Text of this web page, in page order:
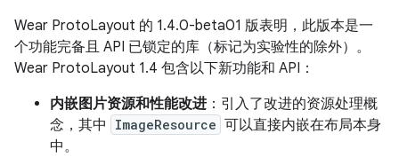
Wear ProtoLayout 的 1.4.0-beta01 版表明，此版本是一
个功能完备且 API 已锁定的库（标记为实验性的除外）。
Wear ProtoLayout 1.4 包含以下新功能和 API：
内嵌图片资源和性能改进 ：引入了改进的资源处理概
念，其中
ImageResource 可以直接内嵌在布局本身
中。